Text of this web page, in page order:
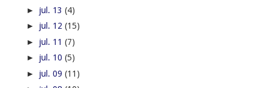
► jul. 13 (4)
► jul. 12 (15)
► jul. 11 (7)
► jul. 10 (5)
► jul. 09 (11)